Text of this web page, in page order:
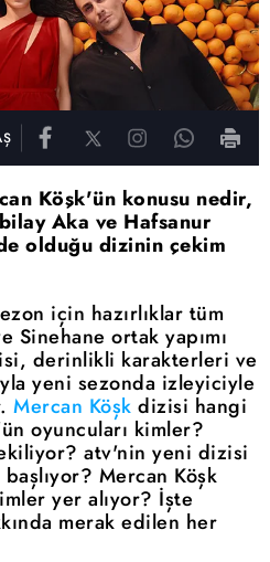
Köşk'ün konusu nedir,
Aka ve Hafsanur
olduğu dizinin çekim
için hazırlıklar tüm
Sinehane ortak yapımı
derinlikli karakterleri ve
yeni sezonda izleyiciyle
Mercan Köşk dizisi hangi
oyuncuları kimler?
atv'nin yeni dizisi
Mercan Köşk
yer alıyor? İşte
merak edilen her